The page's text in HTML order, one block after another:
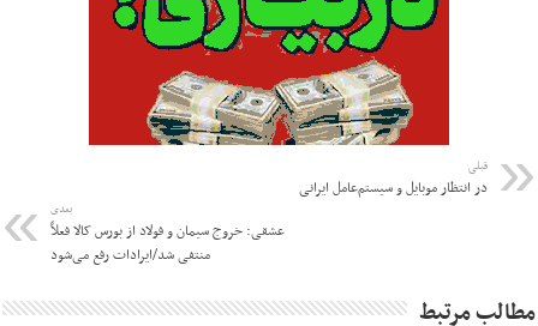
قبلی
در انتظار موبایل و سیستم‌عامل ایرانی
بعدی
عشقی: خروج سیمان و فولاد از بورس کالا فعلاً
منتفی شد/ایرادات رفع می‌شود
مطالب مرتبط